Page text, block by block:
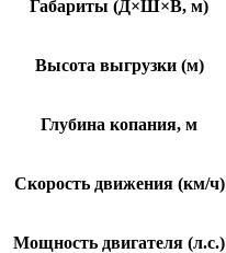
Габариты (Д×Ш×В, м)
Высота выгрузки (м)
Глубина копания, м
Скорость движения (км/ч)
Мощность двигателя (л.с.)